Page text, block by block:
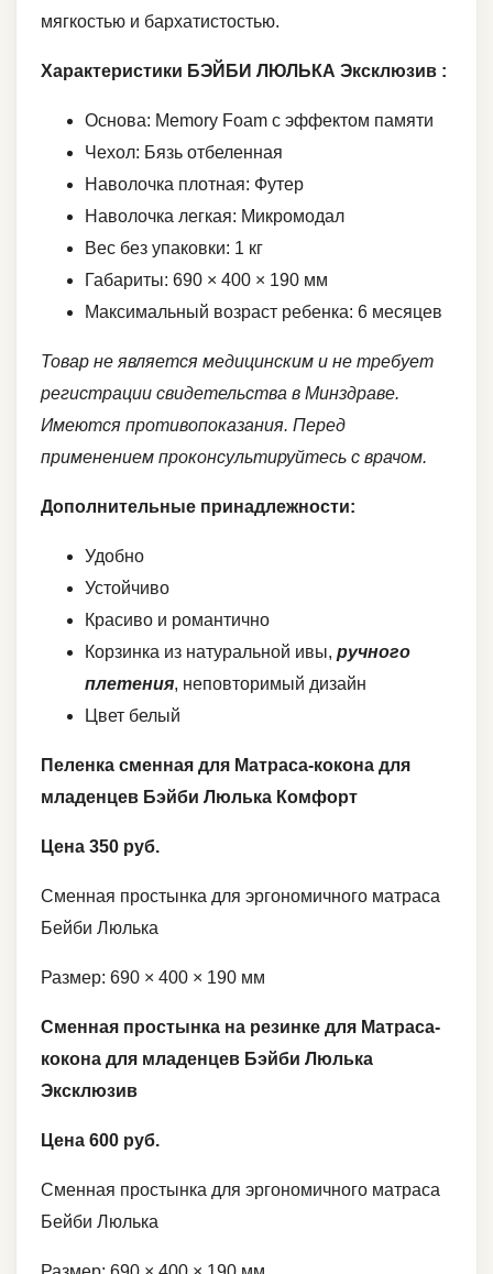
мягкостью и бархатистостью.
Характеристики БЭЙБИ ЛЮЛЬКА Эксклюзив :
Основа: Memory Foam с эффектом памяти
Чехол: Бязь отбеленная
Наволочка плотная: Футер
Наволочка легкая: Микромодал
Вес без упаковки: 1 кг
Габариты: 690 × 400 × 190 мм
Максимальный возраст ребенка: 6 месяцев
Товар не является медицинским и не требует
регистрации свидетельства в Минздраве.
Имеются противопоказания. Перед
применением проконсультируйтесь с врачом.
Дополнительные принадлежности:
Удобно
Устойчиво
Красиво и романтично
Корзинка из натуральной ивы, ручного
плетения, неповторимый дизайн
Цвет белый
Пеленка сменная для Матраса-кокона для
младенцев Бэйби Люлька Комфорт
Цена 350 руб.
Сменная простынка для эргономичного матраса
Бейби Люлька
Размер: 690 × 400 × 190 мм
Сменная простынка на резинке для Матраса-
кокона для младенцев Бэйби Люлька
Эксклюзив
Цена 600 руб.
Сменная простынка для эргономичного матраса
Бейби Люлька